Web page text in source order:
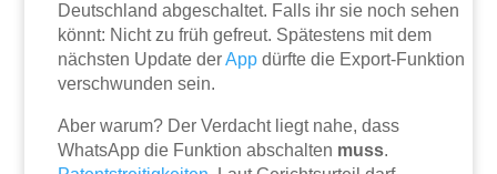
Deutschland abgeschaltet. Falls ihr sie noch sehen
könnt: Nicht zu früh gefreut. Spätestens mit dem
nächsten Update derApp dürfte die Export-Funktion
verschwunden sein.
Aber warum? Der Verdacht liegt nahe, dass
WhatsApp die Funktion abschalten muss.